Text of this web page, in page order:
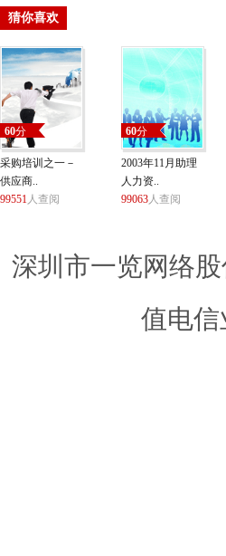
猜你喜欢
60分
采购培训之一－
供应商..
99551人查阅
60分
2003年11月助理
人力资..
99063人查阅
深圳市一览网络
值电